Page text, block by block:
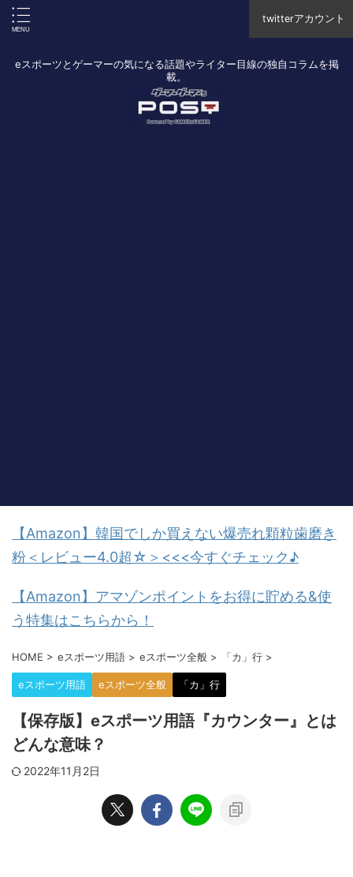
twitterアカウント
eスポーツとゲーマーの気になる話題やライター目線の独自コラムを掲
載。
【Amazon】韓国でしか買えない爆売れ顆粒歯磨き
粉＜レビュー4.0超☆＞<<<今すぐチェック♪
【Amazon】アマゾンポイントをお得に貯める&使
う特集はこちらから！
HOME > eスポーツ用語 > eスポーツ全般 > 「カ」行 >
eスポーツ用語 eスポーツ全般 「カ」行
【保存版】eスポーツ用語『カウンター』とは
どんな意味？
2022年11月2日